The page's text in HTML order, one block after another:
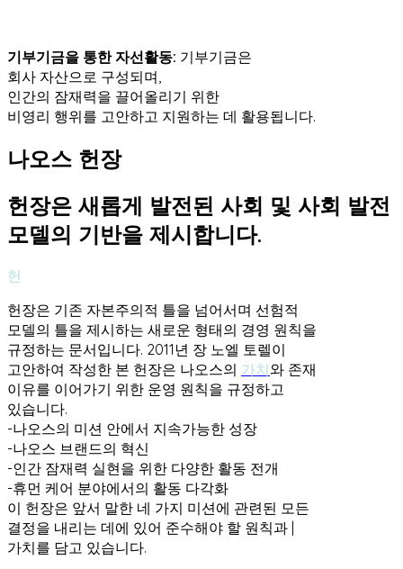
기부기금을 통한 자선활동: 기부기금은
회사 자산으로 구성되며,
인간의 잠재력을 끌어올리기 위한
비영리 행위를 고안하고 지원하는 데 활용됩니다.
나오스 헌장
헌장은 새롭게 발전된 사회 및 사회 발전
모델의 기반을 제시합니다.
헌
헌장은 기존 자본주의적 틀을 넘어서며 선험적
모델의 틀을 제시하는 새로운 형태의 경영 원칙을
규정하는 문서입니다. 2011년 장 노엘 토렐이
고안하여 작성한 본 헌장은 나오스의 가치와 존재
이유를 이어가기 위한 운영 원칙을 규정하고
있습니다.
-나오스의 미션 안에서 지속가능한 성장
-나오스 브랜드의 혁신
-인간 잠재력 실현을 위한 다양한 활동 전개
-휴먼 케어 분야에서의 활동 다각화
이 헌장은 앞서 말한 네 가지 미션에 관련된 모든
결정을 내리는 데에 있어 준수해야 할 원칙과 |
가치를 담고 있습니다.